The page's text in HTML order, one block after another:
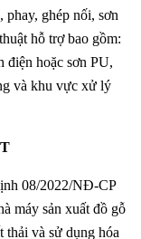
ghép nối, sơn
hỗ trợ bao gồm:
điện hoặc sơn PU,
và khu vực xử lý
08/2022/NĐ-CP
máy sản xuất đồ gỗ
thải và sử dụng hóa